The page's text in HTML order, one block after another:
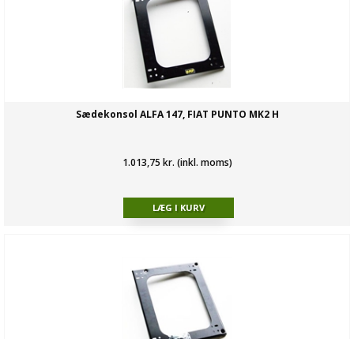
Sædekonsol ALFA 147, FIAT PUNTO MK2 H
1.013,75 kr. (inkl. moms)